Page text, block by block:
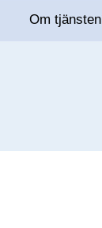
Om tjänsten